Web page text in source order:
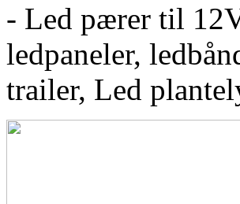
- Led pærer til
ledpaneler,
trailer, Led